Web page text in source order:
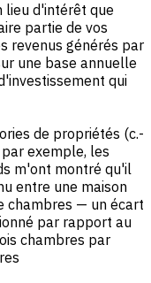
lieu d'intérêt que
partie de vos
revenus générés par
une base annuelle
qui
de propriétés (c.-
exemple, les
m'ont montré qu'il
entre une maison
chambres — un écart
par rapport au
chambres par